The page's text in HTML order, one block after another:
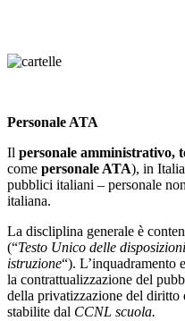
Personale ATA
Il personale amministrativo,
come personale ATA), in
pubblici italiani – personale
italiana.
La discliplina generale è
(“Testo Unico delle
istruzione“). L’inquadramento
la contrattualizzazione del
della privatizzazione del
stabilite dal CCNL scuola.